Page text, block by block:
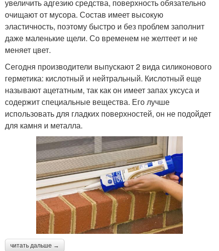
увеличить адгезию средства, поверхность обязательно
очищают от мусора. Состав имеет высокую
эластичность, поэтому быстро и без проблем заполнит
даже маленькие щели. Со временем не желтеет и не
меняет цвет.
Сегодня производители выпускают 2 вида силиконового
герметика: кислотный и нейтральный. Кислотный еще
называют ацетатным, так как он имеет запах уксуса и
содержит специальные вещества. Его лучше
использовать для гладких поверхностей, он не подойдет
для камня и металла.
читать дальше →